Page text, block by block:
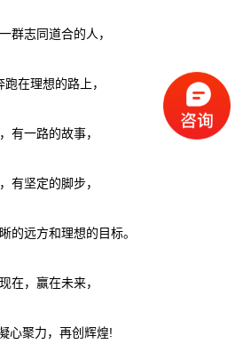
群志同道合的人，
跑在理想的路上，
有一路的故事，
有坚定的脚步，
的远方和理想的目标。
在，赢在未来，
心聚力，再创辉煌!